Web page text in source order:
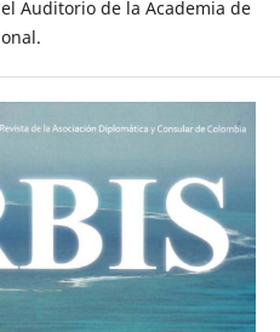
Auditorio de la Academia de